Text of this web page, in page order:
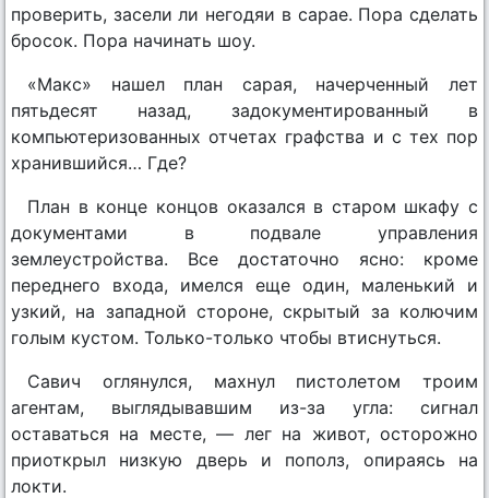
проверить, засели ли негодяи в сарае. Пора сделать
бросок. Пора начинать шоу.
«Макс» нашел план сарая, начерченный лет
пятьдесят назад, задокументированный в
компьютеризованных отчетах графства и с тех пор
хранившийся… Где?
План в конце концов оказался в старом шкафу с
документами в подвале управления
землеустройства. Все достаточно ясно: кроме
переднего входа, имелся еще один, маленький и
узкий, на западной стороне, скрытый за колючим
голым кустом. Только-только чтобы втиснуться.
Савич оглянулся, махнул пистолетом троим
агентам, выглядывавшим из-за угла: сигнал
оставаться на месте, — лег на живот, осторожно
приоткрыл низкую дверь и пополз, опираясь на
локти.